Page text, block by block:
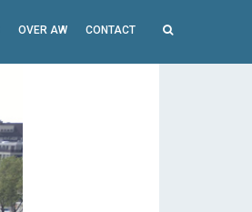
OVER AW CONTACT